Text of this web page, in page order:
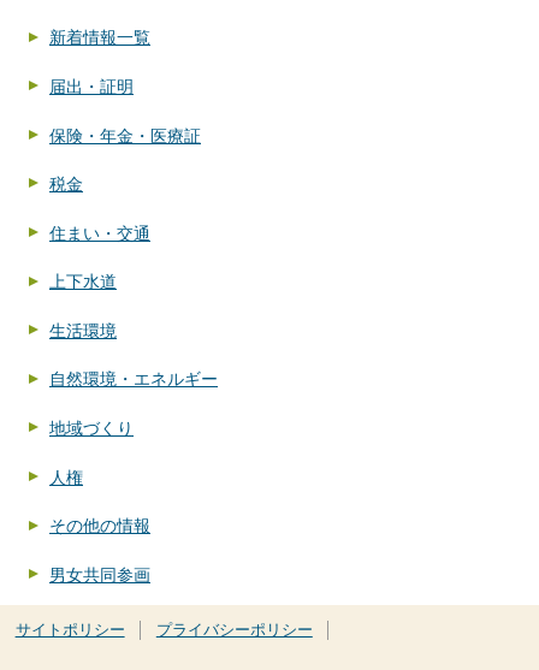
新着情報一覧
届出・証明
保険・年金・医療証
税金
住まい・交通
上下水道
生活環境
自然環境・エネルギー
地域づくり
人権
その他の情報
男女共同参画
サイトポリシー プライバシーポリシー